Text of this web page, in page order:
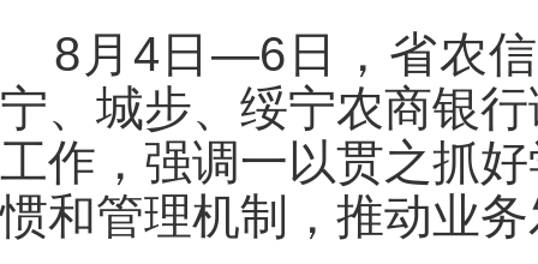
8月4日—6日，省农
宁、城步、绥宁农商银
工作，强调一以贯之抓
惯和管理机制，推动业